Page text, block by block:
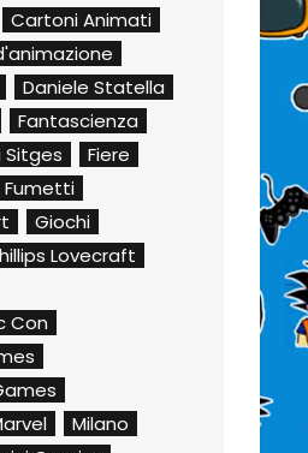
Cartoni Animati
Daniele Statella
Fantascienza
Sitges
Fiere
Fumetti
Giochi
Lovecraft
Con
Milano